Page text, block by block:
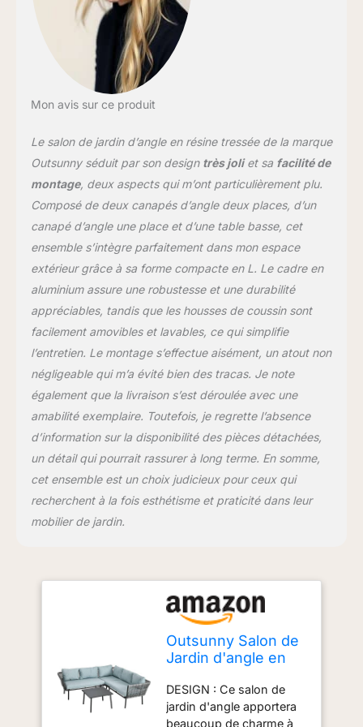
équipés de coussins
d'assise de 10 cm
d'épaisseur et de
moment. Les housses de
éclair sont amovibles et
lavables. SOLIDE ET
DURABLE : Ensemble
avec cadre métallique à
revêtement en poudre
intempéries et à la rouille.
Enveloppé dans de
l'osier PE rond créant
une double couche pour
la force et la durabilité.
SPÉCIFICATIONS : Dim.
canapé d'angle double :
120L x 71l x 65H cm, Dim.
canapé d'angle : 71L x 71l
x 65H cm, Dim. table
basse : 60L x 60l x 40H
cm. Charge max. : 240kg
(canapé double), 120kg
(canapé simple), 30kg
Mon avis sur ce produit
Le salon de jardin d’angle en résine tressée de la marque
Outsunny séduit par son design très joliet sa facilité de
montage, deux aspects qui m’ont particulièrement plu.
Composé de deux canapés d’angle deux places, d’un
canapé d’angle une place et d’une table basse, cet
ensemble s’intègre parfaitement dans mon espace
extérieur grâce à sa forme compacte en L. Le cadre en
aluminium assure une robustesse et une durabilité
appréciables, tandis que les housses de coussin sont
facilement amovibles et lavables, ce qui simplifie
l’entretien. Le montage s’effectue aisément, un atout non
négligeable qui m’a évité bien des tracas. Je note
également que la livraison s’est déroulée avec une
amabilité exemplaire. Toutefois, je regrette l’absence
d’information sur la disponibilité des pièces détachées,
un détail qui pourrait rassurer à long terme. En somme,
cet ensemble est un choix judicieux pour ceux qui
recherchent à la fois esthétisme et praticité dans leur
mobilier de jardin.
Outsunny Salon de
Jardin d'angle en
pièces avec 2
canapé d'angle 2
DESIGN : Ce salon de
jardin d'angle apportera
beaucoup de charme à